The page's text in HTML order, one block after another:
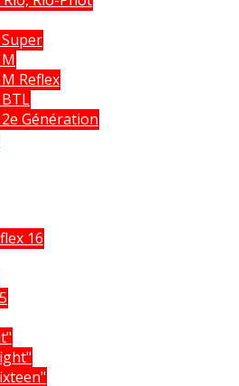
Reflex
Génération
16